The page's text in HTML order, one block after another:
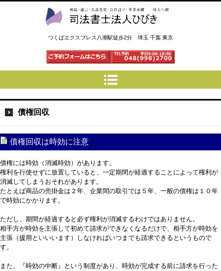
司法書士法人ひびき 八潮三郷
つくばエクスプレス八潮駅徒歩2分 埼玉 千葉 東京
債権回収
債権回収は時効に注意
債権には時効（消滅時効）があります。
権利を行使せずに放置していると、一定期間が経過することによって権利が
消滅してしまうおそれがあります。
たとえば商品の売掛金は２年、企業間の取引では５年、一般の債権は１０年
で時効にかかります。
ただし、期間が経過すると必ず権利が消滅するわけではありません。
相手方が時効を主張して初めて請求ができなくなるだけで、相手方が時効を
主張（援用といいいます）しなければいつまでも請求できるというもので
す。
また、『時効の中断』という制度があり、時効が完成する前に請求を行った